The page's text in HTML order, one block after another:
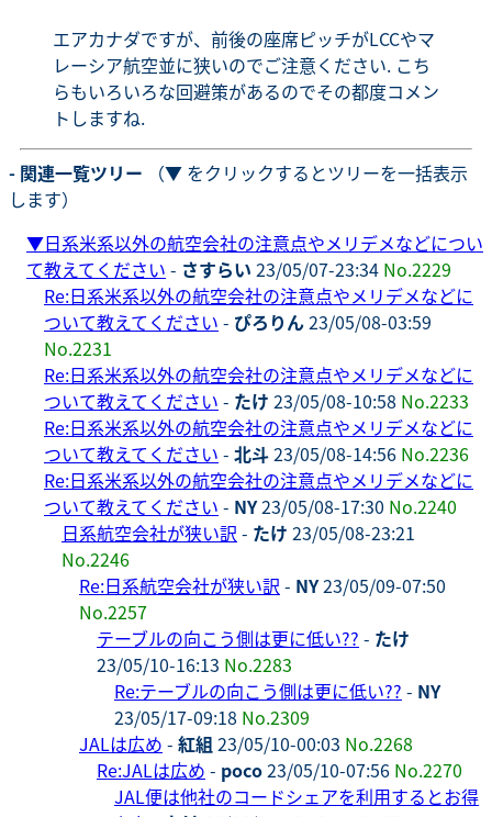
エアカナダですが、前後の座席ピッチがLCCやマ
レーシア航空並に狭いのでご注意ください. こち
らもいろいろな回避策があるのでその都度コメン
トしますね.
- 関連一覧ツリー （▼ をクリックするとツリーを一括表示
します）
▼日系米系以外の航空会社の注意点やメリデメなどについ
て教えてください - さすらい 23/05/07-23:34 No.2229
Re:日系米系以外の航空会社の注意点やメリデメなどに
ついて教えてください - ぴろりん23/05/08-03:59
No.2231
Re:日系米系以外の航空会社の注意点やメリデメなどに
ついて教えてください - たけ 23/05/08-10:58 No.2233
Re:日系米系以外の航空会社の注意点やメリデメなどに
ついて教えてください - 北斗23/05/08-14:56 No.2236
Re:日系米系以外の航空会社の注意点やメリデメなどに
ついて教えてください - NY23/05/08-17:30 No.2240
日系航空会社が狭い訳 - たけ 23/05/08-23:21
No.2246
Re:日系航空会社が狭い訳 - NY23/05/09-07:50
No.2257
テーブルの向こう側は更に低い?? - たけ
23/05/10-16:13 No.2283
Re:テーブルの向こう側は更に低い?? - NY
23/05/17-09:18 No.2309
JALは広め - 紅組 23/05/10-00:03 No.2268
Re:JALは広め - poco23/05/10-07:56 No.2270
JAL便は他社のコードシェアを利用するとお得